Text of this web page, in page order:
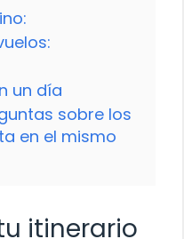
un día
sobre los
en el mismo
itinerario